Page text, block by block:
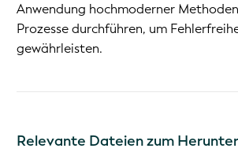
Anwendung hochmoderner
Prozesse durchführen, um
gewährleisten.
Relevante Dateien zum